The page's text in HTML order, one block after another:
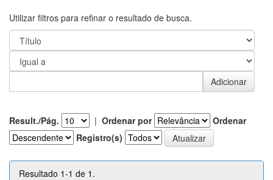
Utilizar filtros para refinar o resultado de busca.
Result./Pág. | Ordenar por
Ordenar
Registro(s)
Resultado 1-1 de 1.